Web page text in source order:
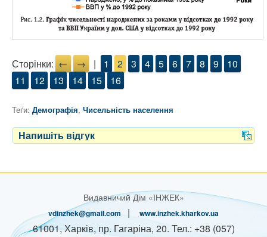
Сторінки: ← → | 1 2 3 4 5 6 7 8 9
10
11
12 13 14 15 16
Теґи: Демографія, Чисельність населення
Напишіть відгук
Видавничий Дім «ІНЖЕК»
vdinzhek@gmail.com | www.inzhek.kharkov.ua
61001, Харків, пр. Гагаріна, 20. Тел.: +38 (057)